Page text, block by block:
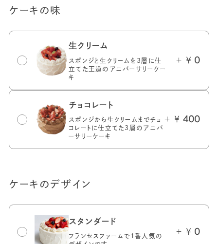
ケーキの味
生クリーム
スポンジと生クリームを3層に仕
立てた王道のアニバーサリーケー
キ
＋ ￥ 0
チョコレート
スポンジから生クリームまでチョ
コレートに仕立てた3層のアニバ
ーサリーケーキ
＋ ￥ 400
ケーキのデザイン
スタンダード
フランセスファームで１番人気の
＋ ￥ 0